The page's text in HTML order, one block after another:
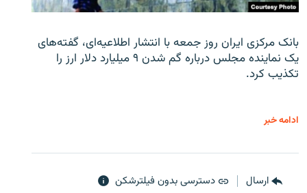
بانک مرکزی ایران روز جمعه با انتشار اطلاعیه‌ای، گفته‌های
یک نماینده مجلس درباره گم شدن ۹ میلیارد دلار ارز را
تکذیب کرد.
ادامه خبر
ارسال دسترسی بدون فیلترشکن